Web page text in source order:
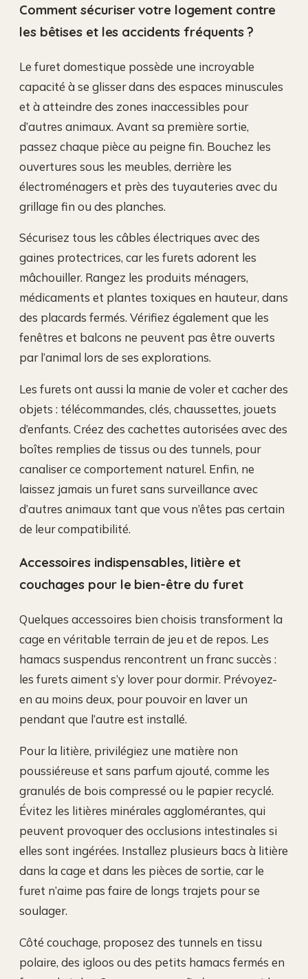
Comment sécuriser votre logement contre
les bêtises et les accidents fréquents ?
Le furet domestique possède une incroyable
capacité à se glisser dans des espaces minuscules
et à atteindre des zones inaccessibles pour
d’autres animaux. Avant sa première sortie,
passez chaque pièce au peigne fin. Bouchez les
ouvertures sous les meubles, derrière les
électroménagers et près des tuyauteries avec du
grillage fin ou des planches.
Sécurisez tous les câbles électriques avec des
gaines protectrices, car les furets adorent les
mâchouiller. Rangez les produits ménagers,
médicaments et plantes toxiques en hauteur, dans
des placards fermés. Vérifiez également que les
fenêtres et balcons ne peuvent pas être ouverts
par l’animal lors de ses explorations.
Les furets ont aussi la manie de voler et cacher des
objets : télécommandes, clés, chaussettes, jouets
d’enfants. Créez des cachettes autorisées avec des
boîtes remplies de tissus ou des tunnels, pour
canaliser ce comportement naturel. Enfin, ne
laissez jamais un furet sans surveillance avec
d’autres animaux tant que vous n’êtes pas certain
de leur compatibilité.
Accessoires indispensables, litière et
couchages pour le bien-être du furet
Quelques accessoires bien choisis transforment la
cage en véritable terrain de jeu et de repos. Les
hamacs suspendus rencontrent un franc succès :
les furets aiment s’y lover pour dormir. Prévoyez-
en au moins deux, pour pouvoir en laver un
pendant que l’autre est installé.
Pour la litière, privilégiez une matière non
poussiéreuse et sans parfum ajouté, comme les
granulés de bois compressé ou le papier recyclé.
Évitez les litières minérales agglomérantes, qui
peuvent provoquer des occlusions intestinales si
elles sont ingérées. Installez plusieurs bacs à litière
dans la cage et dans les pièces de sortie, car le
furet n’aime pas faire de longs trajets pour se
soulager.
Côté couchage, proposez des tunnels en tissu
polaire, des igloos ou des petits hamacs fermés en